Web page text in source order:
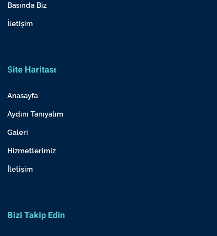
Basında Biz
İletişim
Site Haritası
Anasayfa
Aydını Tanıyalım
Galeri
Hizmetlerimiz
İletişim
Bizi Takip Edin